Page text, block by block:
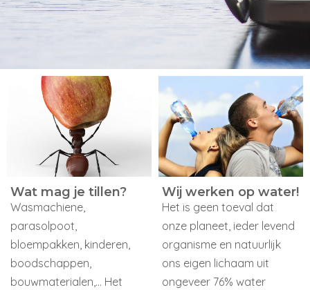
Wat mag je tillen?
Wasmachiene,
parasolpoot,
bloempakken, kinderen,
boodschappen,
bouwmaterialen,… Het
Wij werken op water!
Het is geen toeval dat
onze planeet, ieder levend
organisme en natuurlijk
ons eigen lichaam uit
ongeveer 76% water